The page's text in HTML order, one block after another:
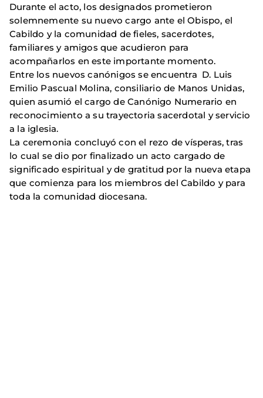
Durante el acto, los designados prometieron
solemnemente su nuevo cargo ante el Obispo, el
Cabildo y la comunidad de fieles, sacerdotes,
familiares y amigos que acudieron para
acompañarlos en este importante momento.
Entre los nuevos canónigos se encuentra D. Luis
Emilio Pascual Molina, consiliario de Manos Unidas,
quien asumió el cargo de Canónigo Numerario en
reconocimiento a su trayectoria sacerdotal y servicio
a la iglesia.
La ceremonia concluyó con el rezo de vísperas, tras
lo cual se dio por finalizado un acto cargado de
significado espiritual y de gratitud por la nueva etapa
que comienza para los miembros del Cabildo y para
toda la comunidad diocesana.